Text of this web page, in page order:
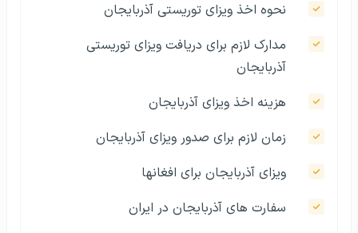
نحوه اخذ ویزای توریستی آذربایجان
مدارک لازم برای دریافت ویزای توریستی
آذربایجان
هزینه اخذ ویزای آذربایجان
زمان لازم برای صدور ویزای آذربایجان
ویزای آذربایجان برای افغانها
سفارت‌ های آذربایجان در ایران